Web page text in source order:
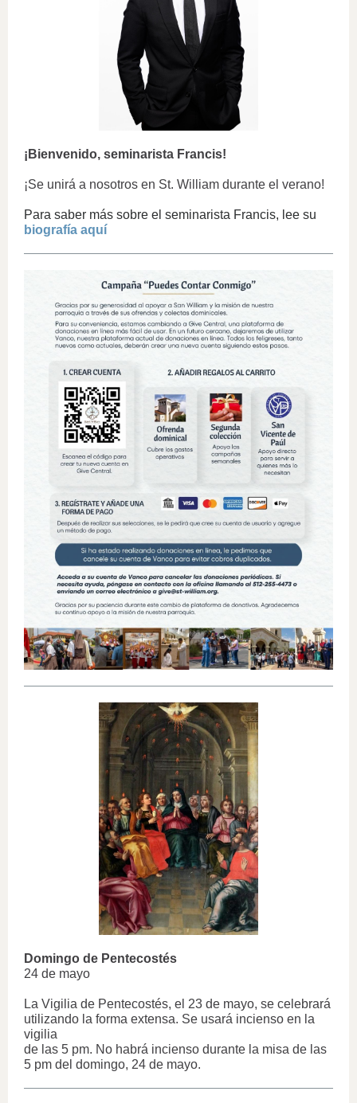
¡Bienvenido, seminarista Francis!
¡Se unirá a nosotros en St. William durante el verano!
Para saber más sobre el seminarista Francis, lee su
biografía aquí
Domingo de Pentecostés
24 de mayo
La Vigilia de Pentecostés, el 23 de mayo, se celebrará
utilizando la forma extensa. Se usará incienso en la
vigilia
de las 5 pm. No habrá incienso durante la misa de las
5 pm del domingo, 24 de mayo.